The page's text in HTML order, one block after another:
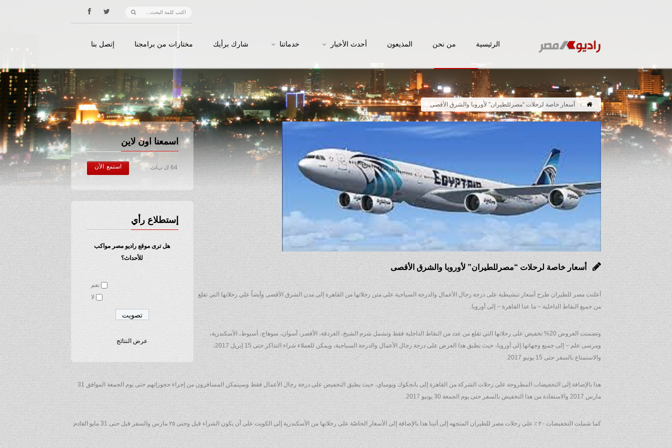
الرئيسية من نحن المذيعون أحدث الأخبار خدماتنا شارك برأيك مختارات من برامجنا إتصل بنا
أسعار خاصة لرحلات “مصرللطيران” لأوروبا والشرق الأقصى
اسمعنا اون لاين
64 ك ب/ث استمع الآن
إستطلاع رأي
هل ترى موقع راديو مصر مواكب
للأحداث؟
نعم
لا
عرض النتائج
أسعار خاصة لرحلات “مصرللطيران” لأوروبا والشرق الأقصى
أعلنت مصر للطيران طرح أسعار تنشيطية على درجة رجال الأعمال والدرجة السياحية على متن رحلاتها من القاهرة إلى مدن الشرق الأقصى وأيضاً علي رحلاتها التي تقلع
من جميع النقاط الداخلية – ما عدا القاهرة – إلى أوروبا.
وتضمنت العروض 20% تخفيض على رحلاتها التي تقلع من عدد من النقاط الداخلية فقط وتشمل شرم الشيخ، الغردقة، الأقصر، أسوان، سوهاج، أسيوط، الأسكندرية،
ومرسى علم – إلى جميع وجهاتها إلى أوروبا، حيث يطبق هذا العرض على درجة رجال الأعمال والدرجة السياحية، ويمكن للعملاء شراء التذاكر حتى 15 إبريل 2017،
والاستمتاع بالسفر حتى 15 يونيو 2017.
هذا بالإضافة إلى التخفيضات المطروحة على رحلات الشركة من القاهرة إلى بانجكوك وبومباي، حيث يطبق التخفيض على درجة رجال الأعمال فقط وسيتمكن المسافرون من إجراء حجوزاتهم حتى يوم الجمعة الموافق 31
مارس 2017 والاستفادة من هذا التخفيض بالسفر حتى يوم الجمعة 30 يونيو 2017.
كما شملت التخفيضات ٢٠ ٪‏ على رحلات مصر للطيران المتجهه إلى أثينا هذا بالإضافة إلى الأسعار الخاصّة على رحلاتها من الأسكندرية إلى الكويت على أن يكون الشراء قبل وحتى ٢٥ مارس والسفر قبل حتى 31 مايو القادم.